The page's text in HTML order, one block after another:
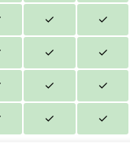
✓ ✓
✓ ✓
✓ ✓
✓ ✓